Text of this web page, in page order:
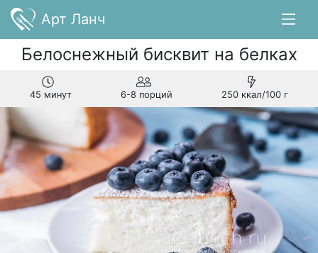
Арт Ланч
Белоснежный бисквит на белках
45 минут 6-8 порций 250 ккал/100 г